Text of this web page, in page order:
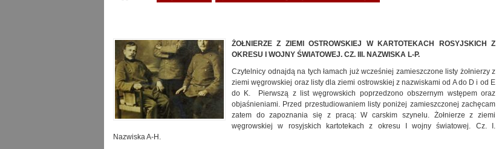
ŻOŁNIERZE Z ZIEMI OSTROWSKIEJ W KARTOTEKACH ROSYJSKICH Z
OKRESU I WOJNY ŚWIATOWEJ. CZ. III. NAZWISKA L-P.
Czytelnicy odnajdą na tych łamach już wcześniej zamieszczone listy żołnierzy z
ziemi węgrowskiej oraz listy dla ziemi ostrowskiej z nazwiskami od A do D i od E
do K. Pierwszą z list węgrowskich poprzedzono obszernym wstępem oraz
objaśnieniami. Przed przestudiowaniem listy poniżej zamieszczonej zachęcam
zatem do zapoznania się z pracą: W carskim szynelu. Żołnierze z ziemi
węgrowskiej w rosyjskich kartotekach z okresu I wojny światowej. Cz. I.
Nazwiska A-H.